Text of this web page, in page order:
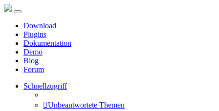
Download
Plugins
Dokumentation
Demo
Blog
Forum
Schnellzugriff
Unbeantwortete Themen